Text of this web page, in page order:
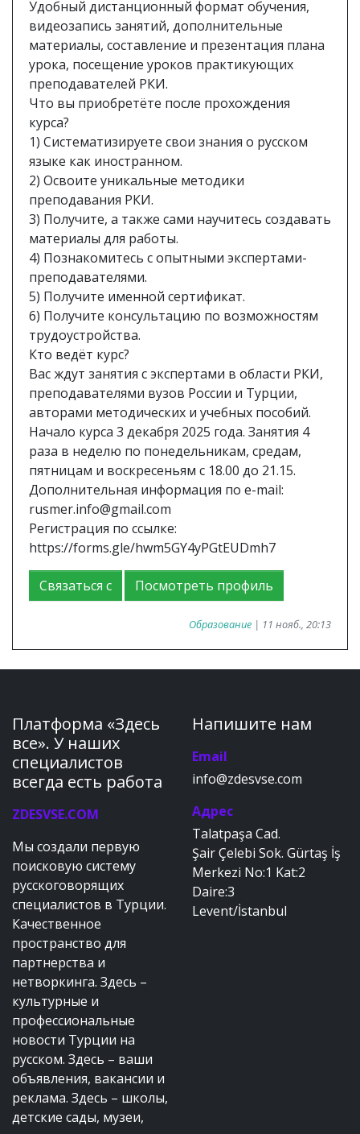
Удобный дистанционный формат обучения,
видеозапись занятий, дополнительные
материалы, составление и презентация плана
урока, посещение уроков практикующих
преподавателей РКИ.
Что вы приобретёте после прохождения
курса?
1) Систематизируете свои знания о русском
языке как иностранном.
2) Освоите уникальные методики
преподавания РКИ.
3) Получите, а также сами научитесь создавать
материалы для работы.
4) Познакомитесь с опытными экспертами-
преподавателями.
5) Получите именной сертификат.
6) Получите консультацию по возможностям
трудоустройства.
Кто ведёт курс?
Вас ждут занятия с экспертами в области РКИ,
преподавателями вузов России и Турции,
авторами методических и учебных пособий.
Начало курса 3 декабря 2025 года. Занятия 4
раза в неделю по понедельникам, средам,
пятницам и воскресеньям с 18.00 до 21.15.
Дополнительная информация по e-mail:
rusmer.info@gmail.com
Регистрация по ссылке:
https://forms.gle/hwm5GY4yPGtEUDmh7
Связаться с Посмотреть профиль
Образование | 11 нояб., 20:13
Платформа «Здесь
все». У наших
специалистов
всегда есть работа
ZDESVSE.COM
Мы создали первую
поисковую систему
русскоговорящих
специалистов в Турции.
Качественное
пространство для
партнерства и
нетворкинга. Здесь –
культурные и
профессиональные
новости Турции на
русском. Здесь – ваши
объявления, вакансии и
реклама. Здесь – школы,
детские сады, музеи,
Напишите нам
Email
info@zdesvse.com
Адрес
Talatpaşa Cad.
Şair Çelebi Sok. Gürtaş İş
Merkezi No:1 Kat:2
Daire:3
Levent/İstanbul